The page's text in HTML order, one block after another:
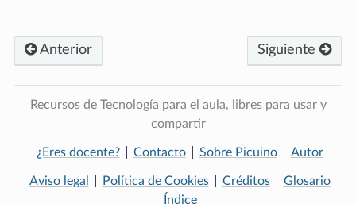
Siguiente
Anterior
Recursos de Tecnología para el aula, libres para usar y
compartir
¿Eres docente? Contacto Sobre Picuino Autor
Aviso legal Política de Cookies Créditos
Glosario
Índice